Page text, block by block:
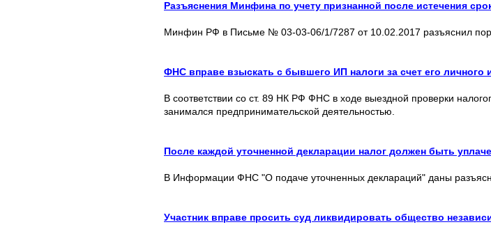
Разъяснения Минфина по учету признанной после истечения
Минфин РФ в Письме № 03-03-06/1/7287 от 10.02.2017 разъяснил
ФНС вправе взыскать с бывшего ИП налоги за счет его личного
В соответствии со ст. 89 НК РФ ФНС в ходе выездной проверки
занимался предпринимательской деятельностью.
После каждой уточненной декларации налог должен быть
В Информации ФНС "О подаче уточненных деклараций" даны
Участник вправе просить суд ликвидировать общество